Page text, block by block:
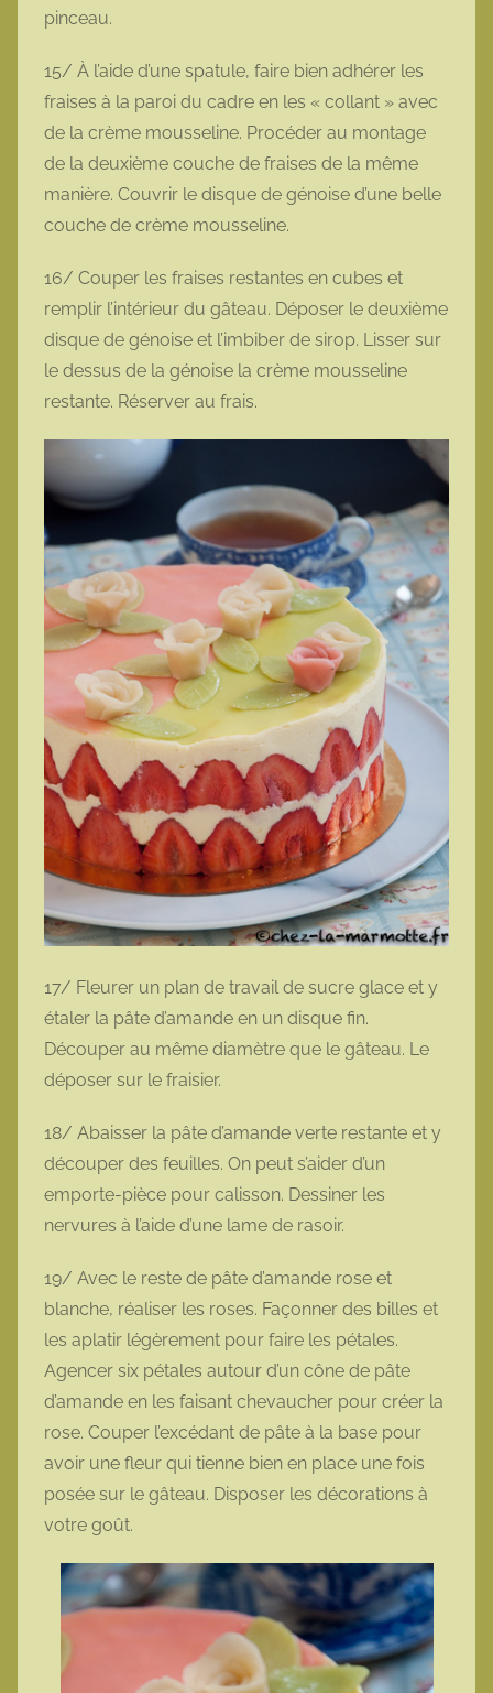
pinceau.
15/ À l’aide d’une spatule, faire bien adhérer les
fraises à la paroi du cadre en les « collant » avec
de la crème mousseline. Procéder au montage
de la deuxième couche de fraises de la même
manière. Couvrir le disque de génoise d’une belle
couche de crème mousseline.
16/ Couper les fraises restantes en cubes et
remplir l’intérieur du gâteau. Déposer le deuxième
disque de génoise et l’imbiber de sirop. Lisser sur
le dessus de la génoise la crème mousseline
restante. Réserver au frais.
17/ Fleurer un plan de travail de sucre glace et y
étaler la pâte d’amande en un disque fin.
Découper au même diamètre que le gâteau. Le
déposer sur le fraisier.
18/ Abaisser la pâte d’amande verte restante et y
découper des feuilles. On peut s’aider d’un
emporte-pièce pour calisson. Dessiner les
nervures à l’aide d’une lame de rasoir.
19/ Avec le reste de pâte d’amande rose et
blanche, réaliser les roses. Façonner des billes et
les aplatir légèrement pour faire les pétales.
Agencer six pétales autour d’un cône de pâte
d’amande en les faisant chevaucher pour créer la
rose. Couper l’excédant de pâte à la base pour
avoir une fleur qui tienne bien en place une fois
posée sur le gâteau. Disposer les décorations à
votre goût.